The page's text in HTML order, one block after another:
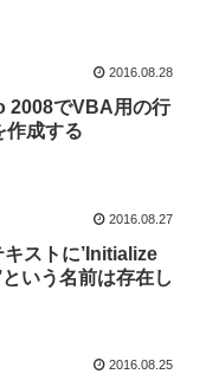
2016.08.28
2008でVBA用の行
作成する
2016.08.27
ストに’Initialize
いう名前は存在し
2016.08.25